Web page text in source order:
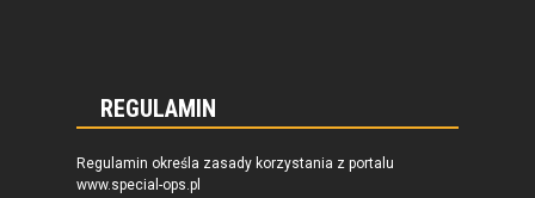
REGULAMIN
Regulamin określa zasady korzystania z portalu
www.special-ops.pl